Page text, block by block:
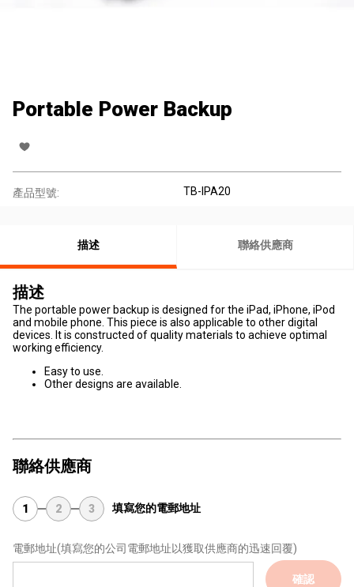
Portable Power Backup
產品型號: TB-IPA20
描述 聯絡供應商
描述
The portable power backup is designed for the iPad, iPhone, iPod
and mobile phone. This piece is also applicable to other digital
devices. It is constructed of quality materials to achieve optimal
working efficiency.
Easy to use.
Other designs are available.
聯絡供應商
1 2 3 填寫您的電郵地址
電郵地址(填寫您的公司電郵地址以獲取供應商的迅速回覆)
確認